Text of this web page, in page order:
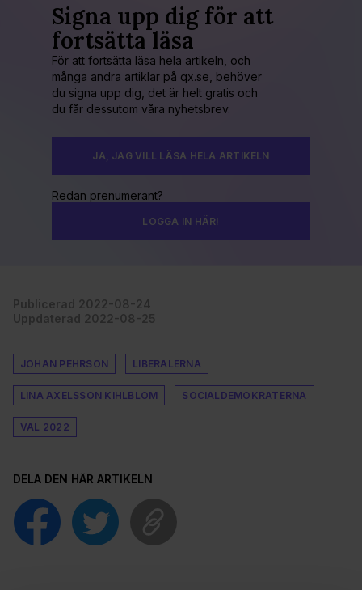
Signa upp dig för att
fortsätta läsa
För att fortsätta läsa hela artikeln, och
många andra artiklar på qx.se, behöver
du signa upp dig, det är helt gratis och
du får dessutom våra nyhetsbrev.
JA, JAG VILL LÄSA HELA ARTIKELN
Redan prenumerant?
LOGGA IN HÄR!
Publicerad 2022-08-24
Uppdaterad 2022-08-25
JOHAN PEHRSON LIBERALERNA
LINA AXELSSON KIHLBLOM SOCIALDEMOKRATERNA
VAL 2022
DELA DEN HÄR ARTIKELN